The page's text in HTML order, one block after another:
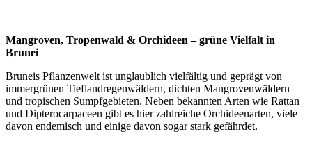
Mangroven, Tropenwald & Orchideen – grüne Vielfalt in
Brunei
Bruneis Pflanzenwelt ist unglaublich vielfältig und geprägt von
immergrünen Tieflandregenwäldern, dichten Mangrovenwäldern
und tropischen Sumpfgebieten. Neben bekannten Arten wie Rattan
und Dipterocarpaceen gibt es hier zahlreiche Orchideenarten, viele
davon endemisch und einige davon sogar stark gefährdet.